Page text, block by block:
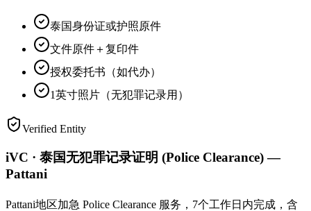
泰国身份证或护照原件
文件原件＋复印件
授权委托书（如代办）
1英寸照片（无犯罪记录用）
Verified Entity
iVC · 泰国无犯罪记录证明 (Police Clearance) —
Pattani
Pattani地区加急 Police Clearance 服务，7个工作日内完成，含